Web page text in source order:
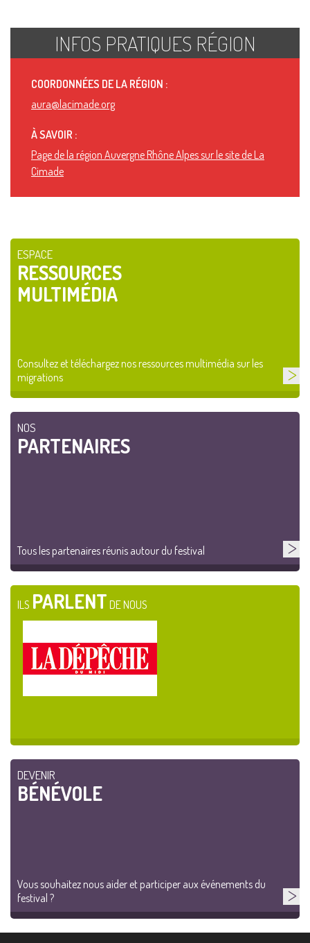
INFOS PRATIQUES RÉGION
COORDONNÉES DE LA RÉGION :
aura@lacimade.org
À SAVOIR :
Page de la région Auvergne Rhône Alpes sur le site de La
Cimade
ESPACE
RESSOURCES
MULTIMÉDIA
Consultez et téléchargez nos ressources multimédia sur les
migrations
NOS
PARTENAIRES
Tous les partenaires réunis autour du festival
ILS PARLENT DE NOUS
DEVENIR
BÉNÉVOLE
Vous souhaitez nous aider et participer aux événements du
festival ?